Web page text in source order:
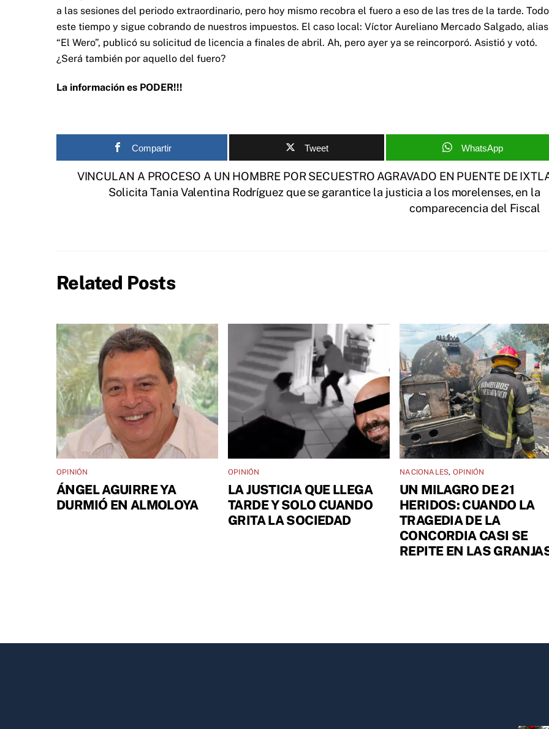
a las sesiones del periodo extraordinario, pero hoy mismo recobra el fuero a eso de las tres de la tarde. Todo
este tiempo y sigue cobrando de nuestros impuestos. El caso local: Víctor Aureliano Mercado Salgado, alias
“El Wero”, publicó su solicitud de licencia a finales de abril. Ah, pero ayer ya se reincorporó. Asistió y votó.
¿Será también por aquello del fuero?
La información es PODER!!!
Compartir Tweet WhatsApp
VINCULAN A PROCESO A UN HOMBRE POR SECUESTRO AGRAVADO EN PUENTE DE
Solicita Tania Valentina Rodríguez que se garantice la justicia a los morelenses, en la
comparecencia del Fiscal
Related Posts
OPINIÓN
ÁNGEL AGUIRRE YA
DURMIÓ EN ALMOLOYA
OPINIÓN
LA JUSTICIA QUE LLEGA
TARDE Y SOLO CUANDO
GRITA LA SOCIEDAD
NACIONALES, OPINIÓN
UN MILAGRO DE 21
HERIDOS: CUANDO LA
TRAGEDIA DE LA
CONCORDIA CASI SE
REPITE EN LAS